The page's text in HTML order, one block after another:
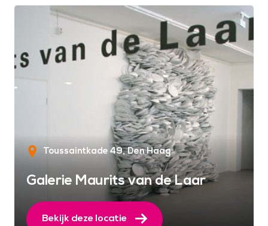
Toussaintkade 49 Den Haag
Galerie Maurits van de Laar
Bekijk deze locatie